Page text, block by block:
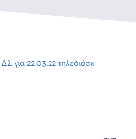
για 22.03.22 τηλεδιάσκ